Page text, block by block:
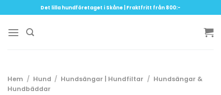
to
content
Det lilla hundföretaget i Skåne | Fraktfritt från 800:-
Hem / Hund / Hundsängar | Hundfiltar / Hundsängar &
Hundbäddar